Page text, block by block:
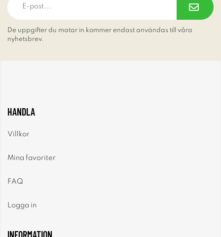
De uppgifter du matar in kommer endast användas till våra
nyhetsbrev.
HANDLA
Villkor
Mina favoriter
FAQ
Logga in
INFORMATION